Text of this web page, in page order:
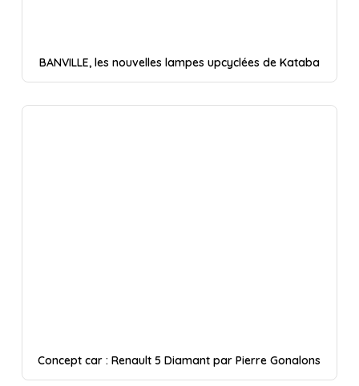
BANVILLE, les nouvelles lampes upcyclées de Kataba
Concept car : Renault 5 Diamant par Pierre Gonalons